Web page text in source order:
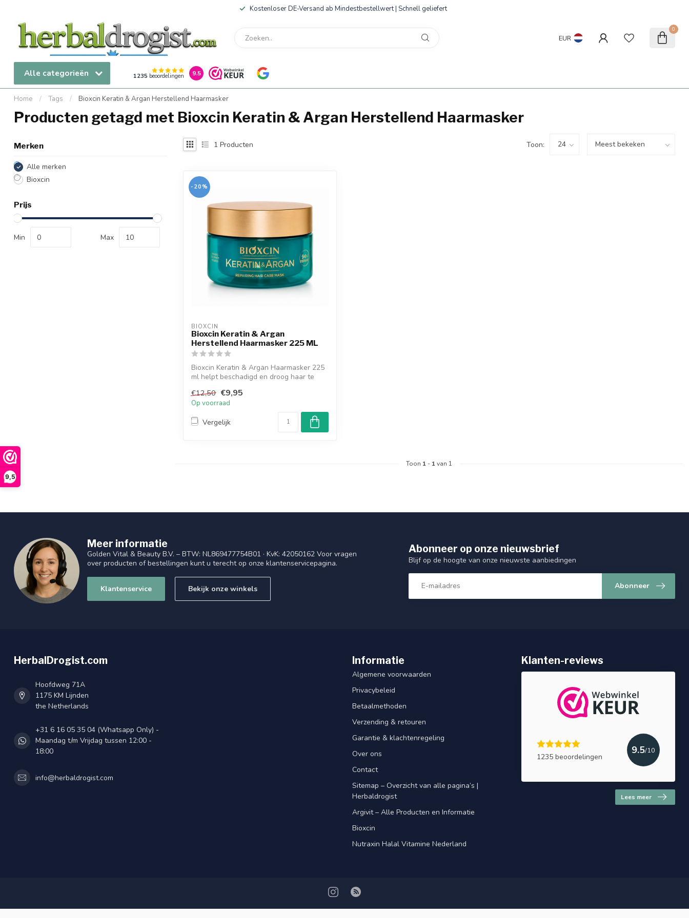
9,5
Kostenloser DE-Versand ab Mindestbestellwert | Schnell geliefert
EUR
0
Alle categorieën 1235 beoordelingen 9.5
Home / Tags / Bioxcin Keratin & Argan Herstellend Haarmasker
Producten getagd met Bioxcin Keratin & Argan Herstellend Haarmasker
Merken
Alle merken
Bioxcin
Prijs
Min Max
1 Producten Toon:
-20%
BIOXCIN
Bioxcin Keratin & Argan
Herstellend Haarmasker 225 ML
Bioxcin Keratin & Argan Haarmasker 225
ml helpt beschadigd en droog haar te
€12,50 €9,95
Op voorraad
Vergelijk
Toon 1 - 1van 1
Meer informatie
Golden Vital & Beauty B.V. – BTW: NL869477754B01 · KvK: 42050162 Voor vragen
over producten of bestellingen kunt u terecht op onze klantenservicepagina.
Klantenservice Bekijk onze winkels
Abonneer op onze nieuwsbrief
Blijf op de hoogte van onze nieuwste aanbiedingen
Abonneer
HerbalDrogist.com
Hoofdweg 71A
1175 KM Lijnden
the Netherlands
+31 6 16 05 35 04 (Whatsapp Only) -
Maandag t/m Vrijdag tussen 12:00 -
18:00
info@herbaldrogist.com
Informatie
Algemene voorwaarden
Privacybeleid
Betaalmethoden
Verzending & retouren
Garantie & klachtenregeling
Over ons
Contact
Sitemap – Overzicht van alle pagina’s |
Herbaldrogist
Argivit – Alle Producten en Informatie
Bioxcin
Nutraxin Halal Vitamine Nederland
Klanten-reviews
1235 beoordelingen
9.5/10
Lees meer